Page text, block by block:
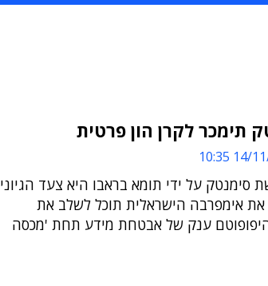
תימכר לקרן הון פרטית
14/11/
סימנטק על ידי תומא בראבו היא צעד הגיוני
אימפרבה הישראלית תוכל לשלב את
היפופוטם ענק של אבטחת מידע תחת 'מכסה